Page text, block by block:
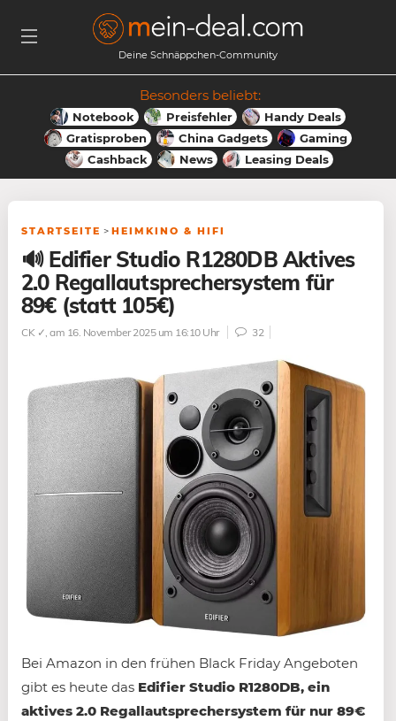
Deine Schnäppchen-Community
Besonders beliebt:
Notebook Preisfehler
Handy Deals
Gratisproben
China Gadgets
Gaming
Cashback
News Leasing Deals
STARTSEITE > HEIMKINO & HIFI
🔊 Edifier Studio R1280DB Aktives
2.0 Regallautsprechersystem für
89€ (statt 105€)
CK ✓, am 16. November 2025 um 16:10 Uhr 32
Bei Amazon in den frühen Black Friday Angeboten
gibt es heute das Edifier Studio R1280DB, ein
aktives 2.0 Regallautsprechersystem für nur 89€